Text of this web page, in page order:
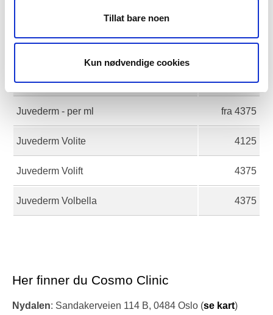
Tillat bare noen
Kun nødvendige cookies
Restylane Refyne 4375
Juvederm - per ml fra 4375
Juvederm Volite 4125
Juvederm Volift 4375
Juvederm Volbella 4375
Her finner du Cosmo Clinic
Nydalen: Sandakerveien 114 B, 0484 Oslo (se kart)